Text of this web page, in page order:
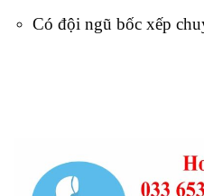
Có đội ngũ bốc xếp